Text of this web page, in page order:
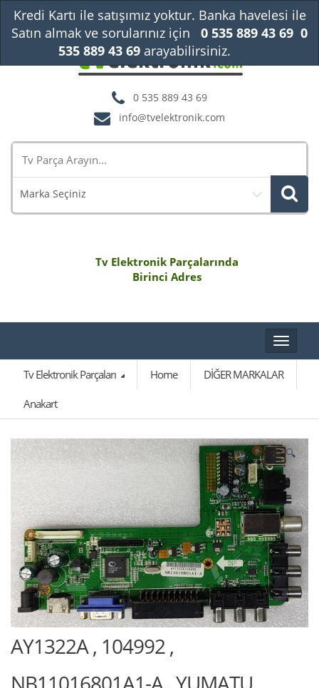
0 535 889 43 69
info@tvelektronik.com
Marka Seçiniz
Tv Elektronik Parçalarında
Birinci Adres
Toggle
Tv Elektronik Parçaları
Home DİĞER MARKALAR
Anakart
🔍
AY1322A , 104992 ,
Kredi Kartı ile satışımız yoktur. Banka havelesi ile
Satın almak ve sorularınız için
0 535 889 43 69 0
535 889 43 69arayabilirsiniz.